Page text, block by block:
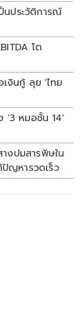
นประวัติการณ์
โต
งินกู้ ลุย 'ไทย
'3 หมอชั้น 14'
งปมสารพิษใน
ญหารวดเร็ว